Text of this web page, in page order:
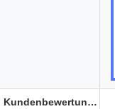
Kundenbewertungen